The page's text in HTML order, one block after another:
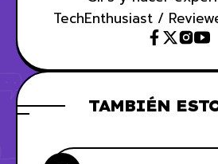
TechEnthusiast /
TAMBIÉN